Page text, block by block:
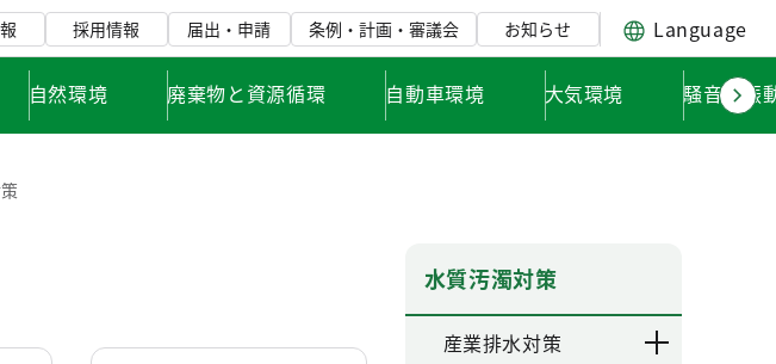
採用情報 届出・申請 条例・計画・審議会 お知らせ Language
自然環境 廃棄物と資源循環 自動車環境 大気環境 騒音・振
水質汚濁対策
産業排水対策